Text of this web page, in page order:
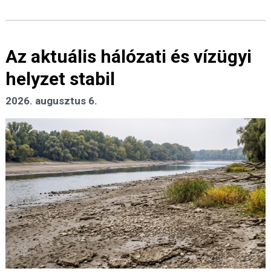
Az aktuális hálózati és vízügyi
helyzet stabil
2026. augusztus 6.